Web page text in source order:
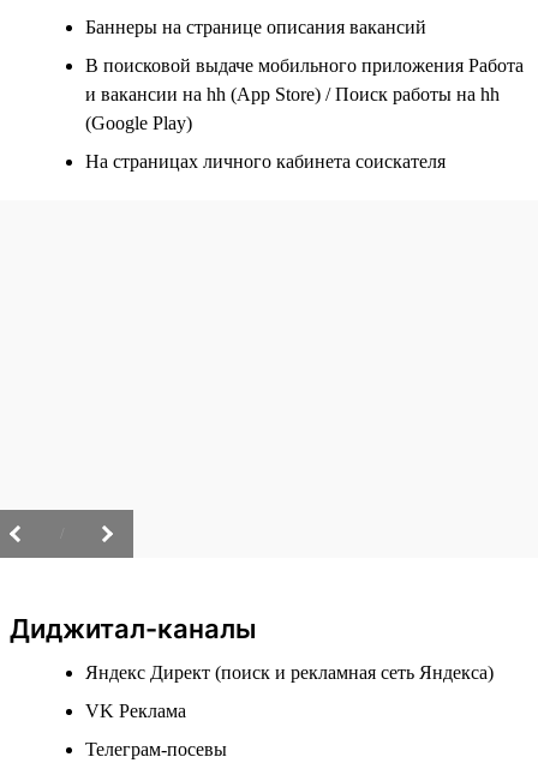
Баннеры на странице описания вакансий
В поисковой выдаче мобильного приложения Работа
и вакансии на hh (App Store) / Поиск работы на hh
(Google Play)
На страницах личного кабинета соискателя
Диджитал-каналы
Яндекс Директ (поиск и рекламная сеть Яндекса)
VK Реклама
Телеграм-посевы